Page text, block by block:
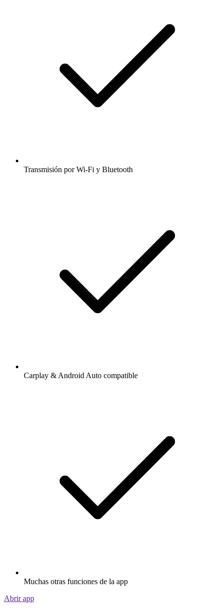
Transmisión por Wi-Fi y Bluetooth
Carplay & Android Auto compatible
Muchas otras funciones de la app
Abrir app